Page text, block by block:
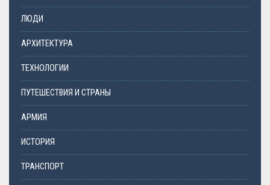
ЛЮДИ
АРХИТЕКТУРА
ТЕХНОЛОГИИ
ПУТЕШЕСТВИЯ И СТРАНЫ
АРМИЯ
ИСТОРИЯ
ТРАНСПОРТ